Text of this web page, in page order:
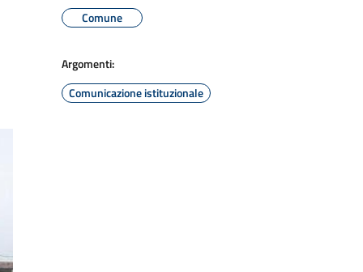
Comune
Argomenti:
Comunicazione istituzionale